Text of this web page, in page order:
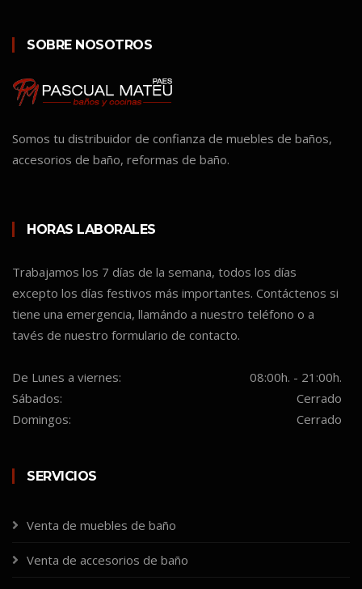
SOBRE NOSOTROS
Somos tu distribuidor de confianza de muebles de baños,
accesorios de baño, reformas de baño.
HORAS LABORALES
Trabajamos los 7 días de la semana, todos los días
excepto los días festivos más importantes. Contáctenos si
tiene una emergencia, llamándo a nuestro teléfono o a
tavés de nuestro formulario de contacto.
De Lunes a viernes:
08:00h. - 21:00h.
Sábados:
Cerrado
Domingos:
Cerrado
SERVICIOS
Venta de muebles de baño
Venta de accesorios de baño